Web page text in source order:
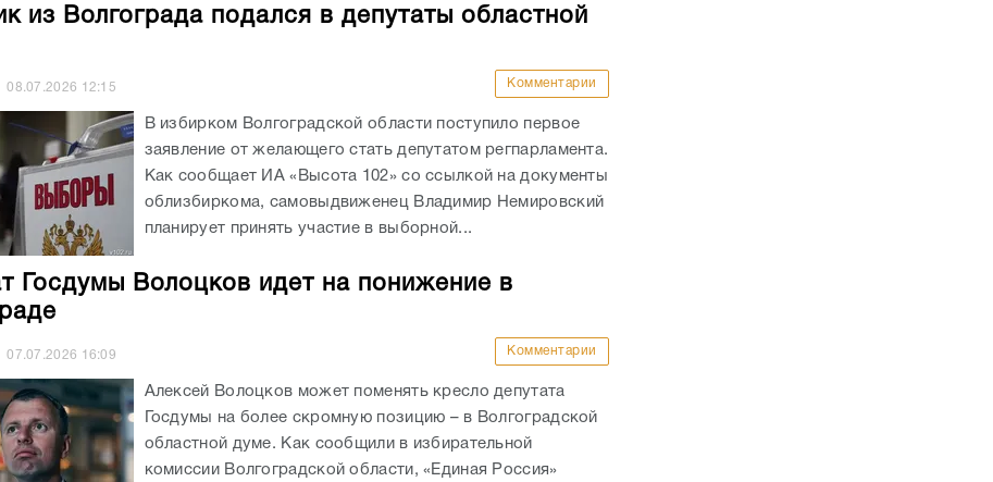
из Волгограда подался в депутаты областной
08.07.2026 12:15 Комментарии
В избирком Волгоградской области поступило первое
заявление от желающего стать депутатом регпарламента.
Как сообщает ИА «Высота 102» со ссылкой на документы
облизбиркома, самовыдвиженец Владимир Немировский
планирует принять участие в выборной...
Госдумы Волоцков идет на понижение в
07.07.2026 16:09 Комментарии
Алексей Волоцков может поменять кресло депутата
Госдумы на более скромную позицию – в Волгоградской
областной думе. Как сообщили в избирательной
комиссии Волгоградской области, «Единая Россия»